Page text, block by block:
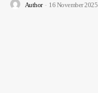
Author - 16 November 2025